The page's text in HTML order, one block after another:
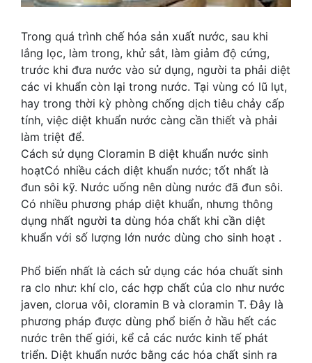
Trong quá trình chế hóa sản xuất nước, sau khi
lắng lọc, làm trong, khử sắt, làm giảm độ cứng,
trước khi đưa nước vào sử dụng, người ta phải diệt
các vi khuẩn còn lại trong nước. Tại vùng có lũ lụt,
hay trong thời kỳ phòng chống dịch tiêu chảy cấp
tính, việc diệt khuẩn nước càng cần thiết và phải
làm triệt để.
Cách sử dụng Cloramin B diệt khuẩn nước sinh
hoạtCó nhiều cách diệt khuẩn nước; tốt nhất là
đun sôi kỹ. Nước uống nên dùng nước đã đun sôi.
Có nhiều phương pháp diệt khuẩn, nhưng thông
dụng nhất người ta dùng hóa chất khi cần diệt
khuẩn với số lượng lớn nước dùng cho sinh hoạt .
Phổ biến nhất là cách sử dụng các hóa chuất sinh
ra clo như: khí clo, các hợp chất của clo như nước
javen, clorua vôi, cloramin B và cloramin T. Đây là
phương pháp được dùng phổ biến ở hầu hết các
nước trên thế giới, kể cả các nước kinh tế phát
triển. Diệt khuẩn nước bằng các hóa chất sinh ra